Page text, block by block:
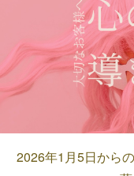
2026年1月5日から